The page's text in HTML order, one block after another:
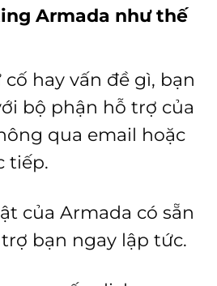
Armada như thế
hay vấn đề gì, bạn
bộ phận hỗ trợ của
qua email hoặc
tiếp.
của Armada có sẵn
bạn ngay lập tức.